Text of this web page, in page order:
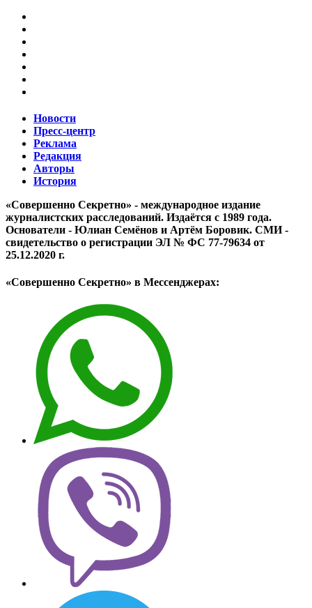
Новости
Пресс-центр
Реклама
Редакция
Авторы
История
«Совершенно Секретно» - международное издание
журналистских расследований. Издаётся с 1989 года.
Основатели - Юлиан Семёнов и Артём Боровик. CМИ -
свидетельство о регистрации ЭЛ № ФС 77-79634 от
25.12.2020 г.
«Совершенно Секретно» в Мессенджерах: